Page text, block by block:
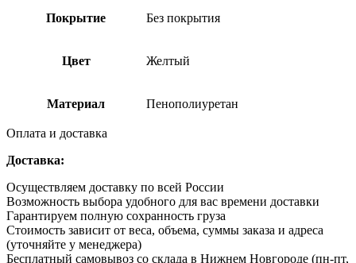
Покрытие Без покрытия
Цвет Желтый
Материал Пенополиуретан
Оплата и доставка
Доставка:
Осуществляем доставку по всей России
Возможность выбора удобного для вас времени доставки
Гарантируем полную сохранность груза
Стоимость зависит от веса, объема, суммы заказа и адреса
(уточняйте у менеджера)
Бесплатный самовывоз со склада в Нижнем Новгороде (пн-пт,